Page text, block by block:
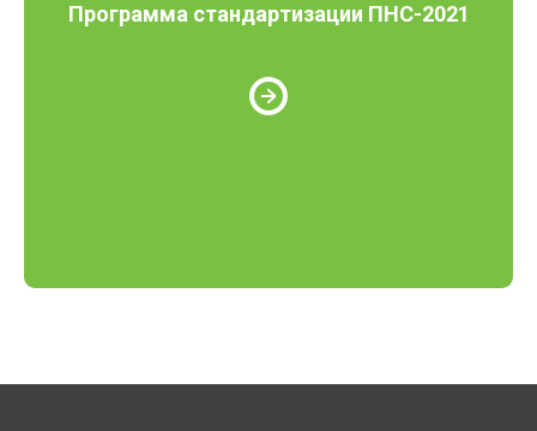
Программа стандартизации ПНС-2021